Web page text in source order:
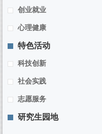
创业就业
心理健康
特色活动
科技创新
社会实践
志愿服务
研究生园地